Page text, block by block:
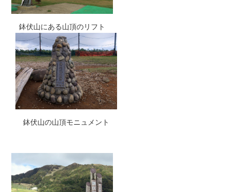
鉢伏山にある山頂のリフト
鉢伏山の山頂モニュメント